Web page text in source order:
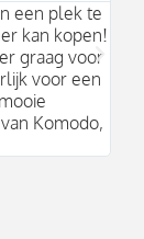
een plek te
kan kopen!
graag voor
voor een
Komodo,